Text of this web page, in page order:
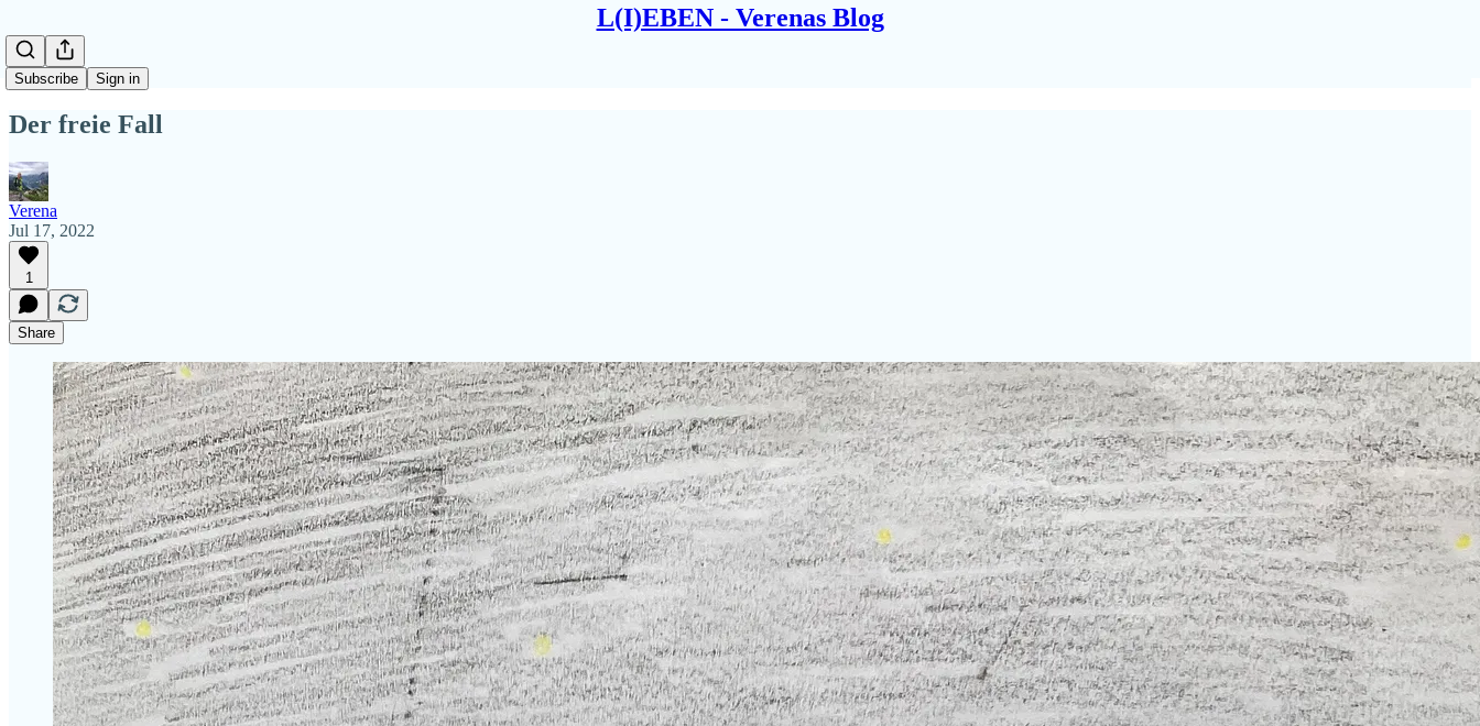
L(I)EBEN - Verenas Blog
Subscribe Sign in
Der freie Fall
Verena
Jul 17, 2022
1
Share